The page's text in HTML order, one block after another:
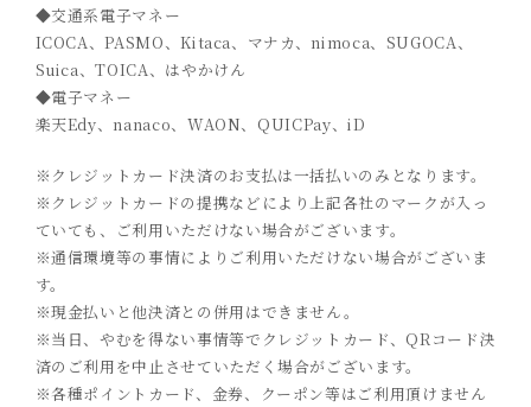
◆交通系電子マネー
ICOCA、PASMO、Kitaca、マナカ、nimoca、SUGOCA、
Suica、TOICA、はやかけん
◆電子マネー
楽天Edy、nanaco、WAON、QUICPay、iD
※クレジットカード決済のお支払は一括払いのみとなります。
※クレジットカードの提携などにより上記各社のマークが入っ
ていても、ご利用いただけない場合がございます。
※通信環境等の事情によりご利用いただけない場合がございま
す。
※現金払いと他決済との併用はできません。
※当日、やむを得ない事情等でクレジットカード、QRコード決
済のご利用を中止させていただく場合がございます。
※各種ポイントカード、金券、クーポン等はご利用頂けません